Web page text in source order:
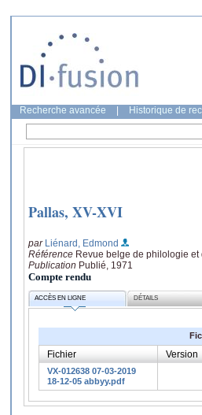
Recherche avancée Historique de
Pallas, XV-XVI
par Liénard, Edmond
Référence Revue belge de philologie
Publication Publié, 1971
Compte rendu
ACCÈS EN LIGNE DÉTAILS
Fichier Version
VX-012638 07-03-2019
18-12-05 abbyy.pdf